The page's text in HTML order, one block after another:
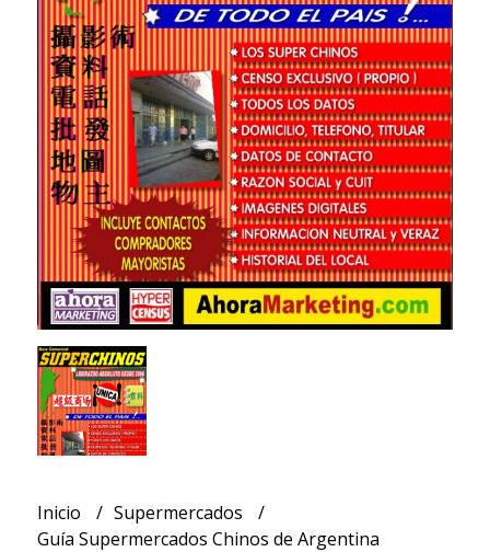
Inicio
Supermercados
Guía Supermercados Chinos de Argentina